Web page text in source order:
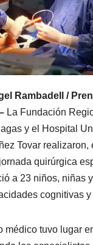
Rambadell /
La Fundación
y el Hospital
Tovar realizaron,
quirúrgica
a 23 niños, niñas
cognitivas y
médico tuvo lugar